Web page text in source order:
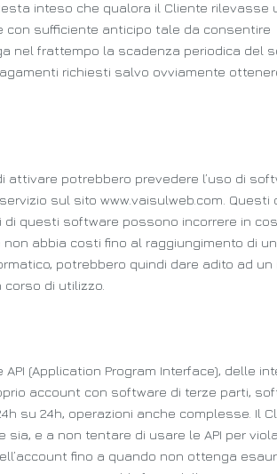
inteso che qualora il Cliente
sufficiente anticipo tale da
nel frattempo la scadenza periodica del
richiesti salvo ovviamente
attivare potrebbero prevedere l’uso di
sul sito www.vaisulweb.com.
questi software possono incorrere in
abbia costi fino al raggiungimento di
potrebbero quindi dare adito ad
di utilizzo.
(Application Program Interface), delle
account con software di terze parti,
su 24h, operazioni anche complesse. Il
e a non tentare di usare le API per
fino a quando non ottenga